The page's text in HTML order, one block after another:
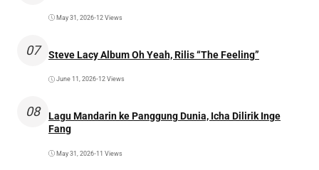
May 31, 2026•12 Views
07 Steve Lacy Album Oh Yeah, Rilis “The Feeling”
June 11, 2026•12 Views
08
Lagu Mandarin ke Panggung Dunia, Icha Dilirik Inge
Fang
May 31, 2026•11 Views